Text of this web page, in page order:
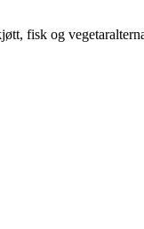
fisk og